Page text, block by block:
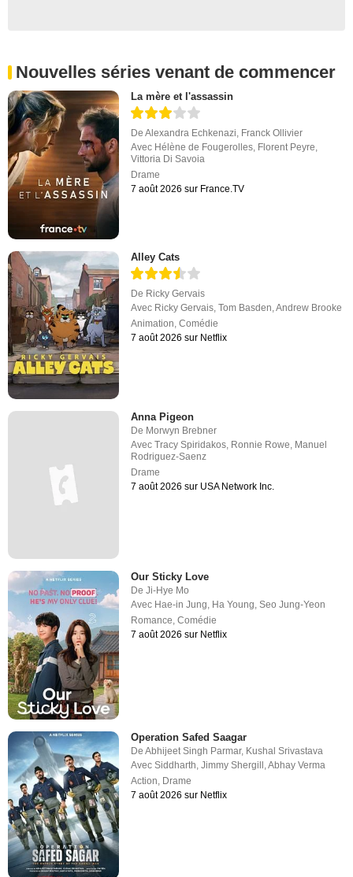
Nouvelles séries venant de commencer
La mère et l'assassin
DeAlexandra Echkenazi, Franck Ollivier
Avec Hélène de Fougerolles, Florent Peyre,
Vittoria Di Savoia
Drame
7 août 2026 sur France.TV
Alley Cats
De Ricky Gervais
Avec Ricky Gervais ,Tom Basden ,Andrew Brooke
Animation ,Comédie
7 août 2026 sur Netflix
Anna Pigeon
De Morwyn Brebner
AvecTracy Spiridakos, Ronnie Rowe, Manuel
Rodriguez-Saenz
Drame
7 août 2026 sur USA Network Inc.
Our Sticky Love
DeJi-Hye Mo
Avec Hae-in Jung, Ha Young,Seo Jung-Yeon
Romance,Comédie
7 août 2026 sur Netflix
Operation Safed Saagar
DeAbhijeet Singh Parmar, Kushal Srivastava
AvecSiddharth ,Jimmy Shergill ,Abhay Verma
Action Drame
7 août 2026 sur Netflix